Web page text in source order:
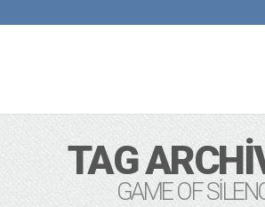
TAG
GAME OF